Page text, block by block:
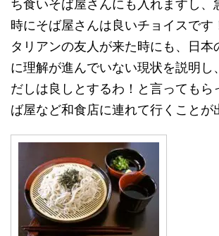
ち食いそば屋さんにも入れますし、
時にそば屋さんは良いチョイスです
タリアンの友人が来た時にも、日本
に理解が進んでいない現状を説明し
だしは良しとするわ！と言ってもら
ば屋など和食店に連れて行くことが